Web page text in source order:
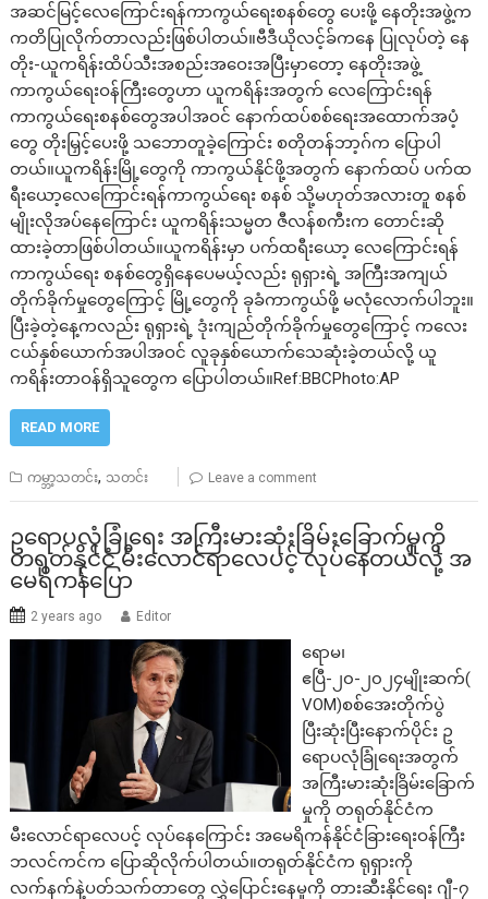
အဆင်မြင့်လေကြောင်းရန်ကာကွယ်ရေးစနစ်တွေ ပေးဖို့ နေတိုးအဖွဲ့က
ကတိပြုလိုက်တာလည်းဖြစ်ပါတယ်။ဗီဒီယိုလင့်ခ်ကနေ ပြုလုပ်တဲ့ နေ
တိုး-ယူကရိန်းထိပ်သီးအစည်းအဝေးအပြီးမှာတော့ နေတိုးအဖွဲ့
ကာကွယ်ရေးဝန်ကြီးတွေဟာ ယူကရိန်းအတွက် လေကြောင်းရန်
ကာကွယ်ရေးစနစ်တွေအပါအဝင် နောက်ထပ်စစ်ရေးအထောက်အပံ့
တွေ တိုးမြှင့်ပေးဖို့ သဘောတူခဲ့ကြောင်း စတိုတန်ဘာ့ဂ်က ပြောပါ
တယ်။ယူကရိန်းမြို့တွေကို ကာကွယ်နိုင်ဖို့အတွက် နောက်ထပ် ပက်ထ
ရီးယော့လေကြောင်းရန်ကာကွယ်ရေး စနစ် သို့မဟုတ်အလားတူ စနစ်
မျိုးလိုအပ်နေကြောင်း ယူကရိန်းသမ္မတ ဇီလန်စကီးက တောင်းဆို
ထားခဲ့တာဖြစ်ပါတယ်။ယူကရိန်းမှာ ပက်ထရီးယော့ လေကြောင်းရန်
ကာကွယ်ရေး စနစ်တွေရှိနေပေမယ့်လည်း ရုရှားရဲ့ အကြီးအကျယ်
တိုက်ခိုက်မှုတွေကြောင့် မြို့တွေကို ခုခံကာကွယ်ဖို့ မလုံလောက်ပါဘူး။
ပြီးခဲ့တဲ့နေ့ကလည်း ရုရှားရဲ့ ဒုံးကျည်တိုက်ခိုက်မှုတွေကြောင့် ကလေး
ငယ်နှစ်ယောက်အပါအဝင် လူခုနှစ်ယောက်သေဆုံးခဲ့တယ်လို့ ယူ
ကရိန်းတာဝန်ရှိသူတွေက ပြောပါတယ်။Ref:BBCPhoto:AP
READ MORE
ကမ္ဘာ့သတင်း, သတင်း Leave a comment
ဥရောပလုံခြုံရေး အကြီးမားဆုံးခြိမ်းခြောက်မှုကို
တရုတ်နိုင်ငံ မီးလောင်ရာလေပင့် လုပ်နေတယ်လို့ အ
မေရိကန်ပြော
2 years ago Editor
ရောမ၊
ဧပြီ-၂၀-၂၀၂၄မျိုးဆက်(
VOM)စစ်အေးတိုက်ပွဲ
ပြီးဆုံးပြီးနောက်ပိုင်း ဥ
ရောပလုံခြုံရေးအတွက်
အကြီးမားဆုံးခြိမ်းခြောက်
မှုကို တရုတ်နိုင်ငံက
မီးလောင်ရာလေပင့် လုပ်နေကြောင်း အမေရိကန်နိုင်ငံခြားရေးဝန်ကြီး
ဘလင်ကင်က ပြောဆိုလိုက်ပါတယ်။တရုတ်နိုင်ငံက ရုရှားကို
လက်နက်နဲ့ပတ်သက်တာတွေ လွှဲပြောင်းနေမှုကို တားဆီးနိုင်ရေး ဂျီ-၇